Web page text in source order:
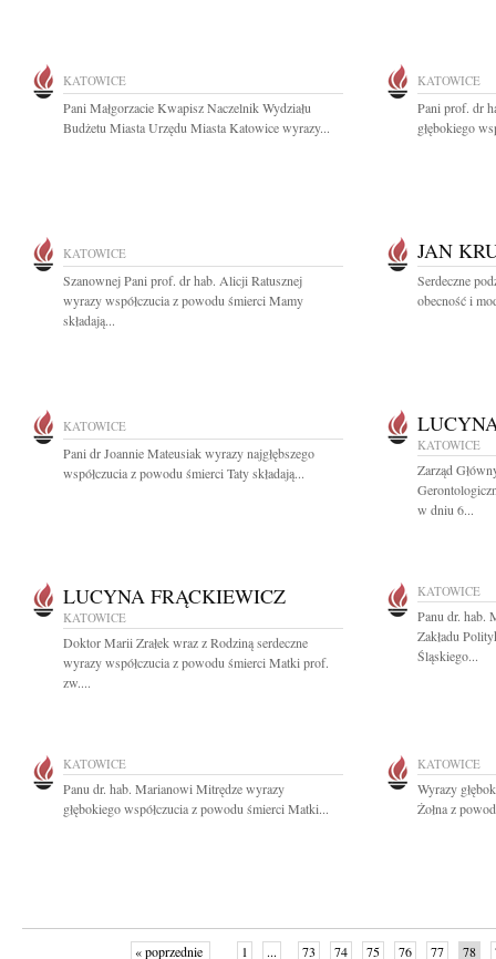
KATOWICE
Pani Małgorzacie Kwapisz Naczelnik Wydziału
Budżetu Miasta Urzędu Miasta Katowice wyrazy...
KATOWICE
Pani prof. dr
głębokiego
KATOWICE
Szanownej Pani prof. dr hab. Alicji Ratusznej
wyrazy współczucia z powodu śmierci Mamy
składają...
JAN
Serdeczne
obecność i
KATOWICE
Pani dr Joannie Mateusiak wyrazy najgłębszego
współczucia z powodu śmierci Taty składają...
KATOWICE
Zarząd
w dniu 6...
LUCYNA FRĄCKIEWICZ
KATOWICE
Doktor Marii Zrałek wraz z Rodziną serdeczne
wyrazy współczucia z powodu śmierci Matki prof.
zw....
KATOWICE
Panu dr. hab.
Zakładu
Śląskiego...
KATOWICE
Panu dr. hab. Marianowi Mitrędze wyrazy
głębokiego współczucia z powodu śmierci Matki...
KATOWICE
Wyrazy
Żołna z
« poprzednie 1 ... 73 74 75 76 77 78